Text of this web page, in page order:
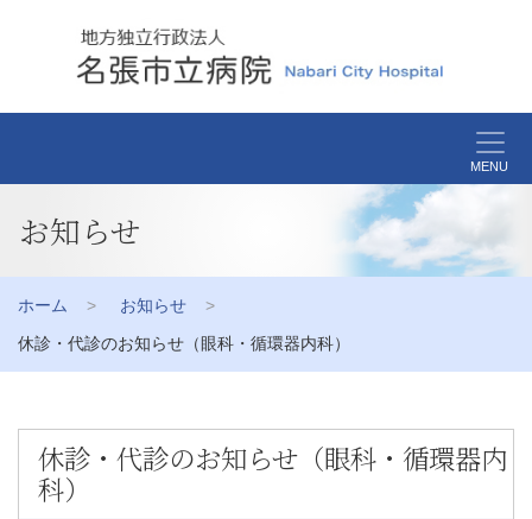
MENU
お知らせ
ホーム
お知らせ
休診・代診のお知らせ（眼科・循環器内科）
休診・代診のお知らせ（眼科・循環器内
科）